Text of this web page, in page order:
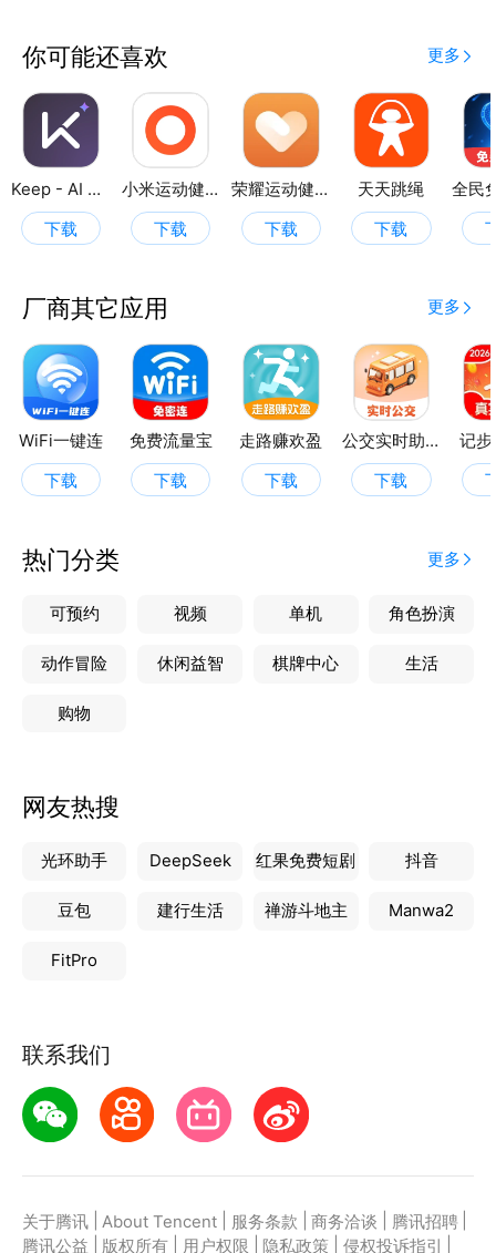
情况，并根据步数获得金币奖励，让锻炼更加丰厚。
2. 运动方式展示与金币领取
应用提供丰富的运动方式图文展示，让您体验多样的锻
炼选择。每日运动后，您可以轻松领取金币，将运动转
化为实际收益，增加锻炼的动力。
3. 跳绳记录与金币汇总
跳绳功能让您在家也能享受锻炼的乐趣，同时记录每次
币，管理您的收益。
下载计步赢零钱，让健康生活与经济收益同行，轻松迈
向更好的自己！"
你可能还喜欢 更多
Keep - AI 运动教练
下载
小米运动健康
下载
荣耀运动健康
下载
天天跳绳
下载
厂商其它应用 更多
WiFi一键连
下载
免费流量宝
下载
走路赚欢盈
下载
公交实时助手
下载
记
热门分类 更多
可预约 视频 单机 角色扮演
动作冒险 休闲益智 棋牌中心 生活
购物
网友热搜
光环助手 DeepSeek 红果免费短剧 抖音
豆包 建行生活 禅游斗地主 Manwa2
FitPro
联系我们
关于腾讯 About Tencent 服务条款 商务洽谈 腾讯招聘
腾讯公益
版权所有 用户权限 隐私政策 侵权投诉指引